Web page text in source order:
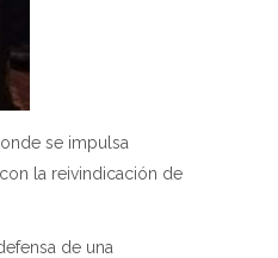
se impulsa
la reivindicación de
de una